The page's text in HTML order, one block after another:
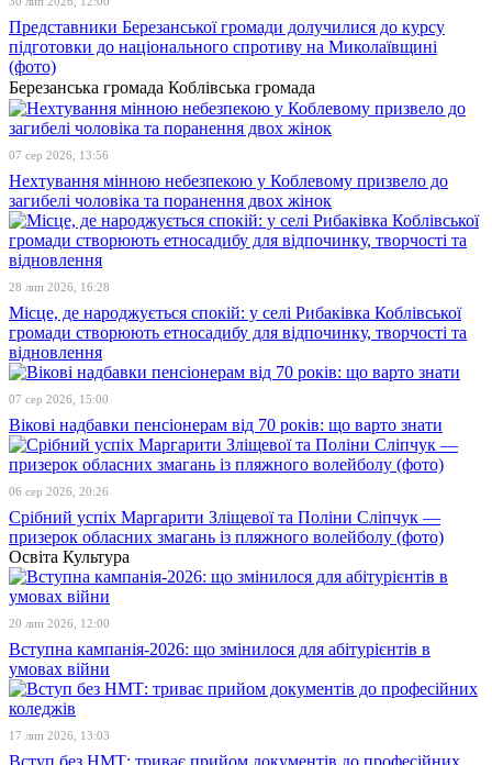
Представники Березанської громади долучилися до курсу
підготовки до національного спротиву на Миколаївщині
(фото)
Березанська громада Коблівська громада
07 сер 2026, 13:56
Нехтування мінною небезпекою у Коблевому призвело до
загибелі чоловіка та поранення двох жінок
28 лип 2026, 16:28
Місце, де народжується спокій: у селі Рибаківка Коблівської
громади створюють етносадибу для відпочинку, творчості та
відновлення
07 сер 2026, 15:00
Вікові надбавки пенсіонерам від 70 років: що варто знати
06 сер 2026, 20:26
Срібний успіх Маргарити Зліщевої та Поліни Сліпчук —
призерок обласних змагань із пляжного волейболу (фото)
Освіта Культура
20 лип 2026, 12:00
Вступна кампанія-2026: що змінилося для абітурієнтів в
умовах війни
17 лип 2026, 13:03
Вступ без НМТ: триває прийом документів до професійних